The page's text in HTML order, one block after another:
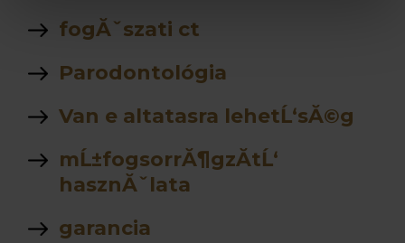
fogĂˇszati ct
Parodontológia
Van e altatasra lehetĹ‘sĂ©g
mĹ±fogsorrĂ¶gzĂ­tĹ‘
hasznĂˇlata
garancia